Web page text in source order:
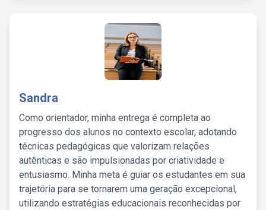
Sandra
Como orientador, minha entrega é completa ao
progresso dos alunos no contexto escolar, adotando
técnicas pedagógicas que valorizam relações
autênticas e são impulsionadas por criatividade e
entusiasmo. Minha meta é guiar os estudantes em sua
trajetória para se tornarem uma geração excepcional,
utilizando estratégias educacionais reconhecidas por